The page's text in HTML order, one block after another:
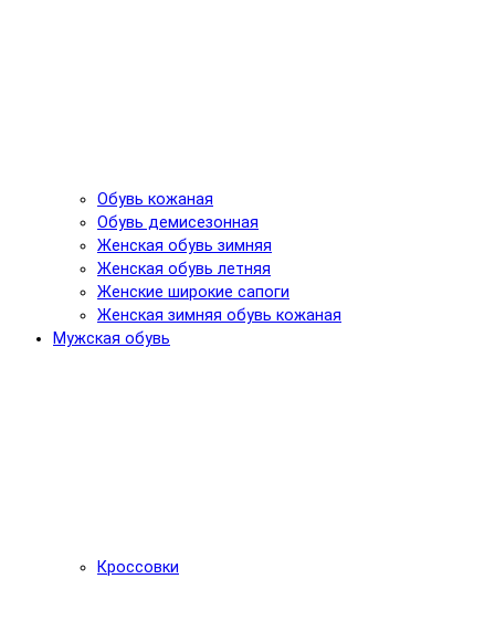
Обувь кожаная
Обувь демисезонная
Женская обувь зимняя
Женская обувь летняя
Женские широкие сапоги
Женская зимняя обувь кожаная
Мужская обувь
Кроссовки